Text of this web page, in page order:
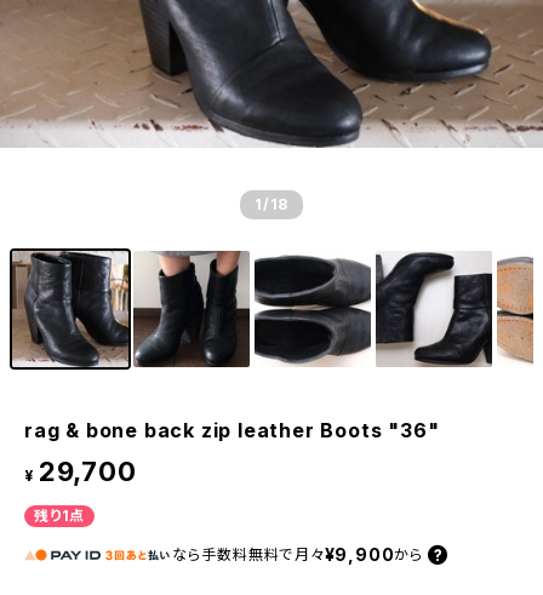
1 /18
rag & bone back zip leather Boots "36"
¥ 29,700
残り1点
なら 手数料無料で 月々¥9,900から